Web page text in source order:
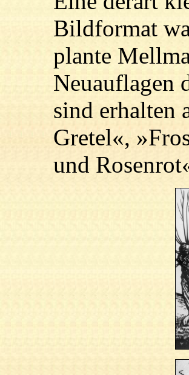
Bildformat
plante
Neuauflagen
sind erhalten
Gretel«,
und